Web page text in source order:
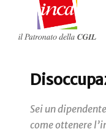
Sei un
come ottenere